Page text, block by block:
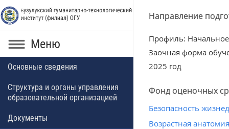
Направление
Профиль:
Заочная форма
2025 год
Фонд оценочных
Безопасность
Возрастная
Меню
Основные сведения
Структура и органы управления
образовательной организацией
Документы